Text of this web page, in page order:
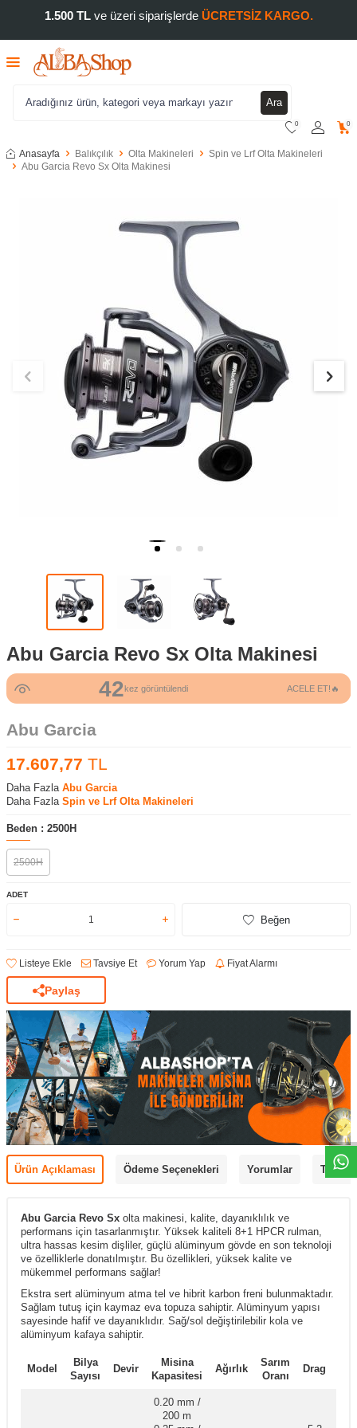
1.500 TLve üzeri siparişlerde ÜCRETSİZ KARGO.
Ara
0 0
Anasayfa Balıkçılık Olta Makineleri
Spin ve Lrf Olta Makineleri
Abu Garcia Revo Sx Olta Makinesi
Abu Garcia Revo Sx Olta Makinesi
42kez görüntülendi ACELE ET!🔥
Abu Garcia
17.607,77 TL
Daha Fazla Abu Garcia
Daha Fazla Spin ve Lrf Olta Makineleri
Beden : 2500H
2500H
ADET
Beğen
Listeye Ekle Tavsiye Et Yorum Yap Fiyat Alarmı
Paylaş
Ürün Açıklaması Ödeme Seçenekleri Yorumlar
Abu Garcia Revo Sx olta makinesi, kalite, dayanıklılık ve
performans için tasarlanmıştır. Yüksek kaliteli 8+1 HPCR rulman,
ultra hassas kesim dişliler, güçlü alüminyum gövde en son teknoloji
ve özelliklerle donatılmıştır. Bu özellikleri, yüksek kalite ve
mükemmel performans sağlar!
Ekstra sert alüminyum atma tel ve hibrit karbon freni bulunmaktadır.
Sağlam tutuş için kaymaz eva topuza sahiptir. Alüminyum yapısı
sayesinde hafif ve dayanıklıdır. Sağ/sol değiştirilebilir kola ve
alüminyum kafaya sahiptir.
Model
Bilya
Sayısı
Devir
Misina
Kapasitesi
Ağırlık
Sarım
Oranı
Drag
0.20 mm /
200 m